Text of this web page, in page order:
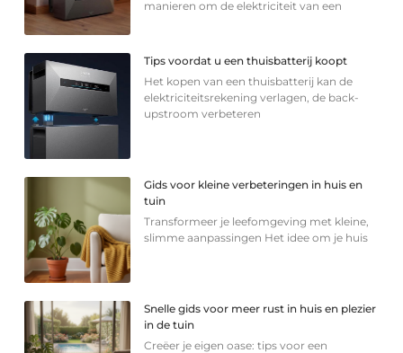
manieren om de elektriciteit van een
Tips voordat u een thuisbatterij koopt
Het kopen van een thuisbatterij kan de
elektriciteitsrekening verlagen, de back-
upstroom verbeteren
Gids voor kleine verbeteringen in huis en
tuin
Transformeer je leefomgeving met kleine,
slimme aanpassingen Het idee om je huis
Snelle gids voor meer rust in huis en plezier
in de tuin
Creëer je eigen oase: tips voor een